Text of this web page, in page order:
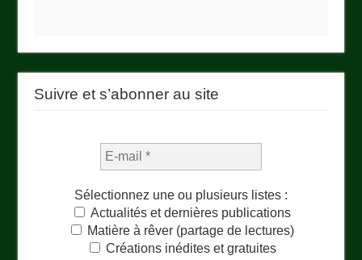
Suivre et s’abonner au site
Sélectionnez une ou plusieurs listes :
Actualités et dernières publications
Matière à rêver (partage de lectures)
Créations inédites et gratuites